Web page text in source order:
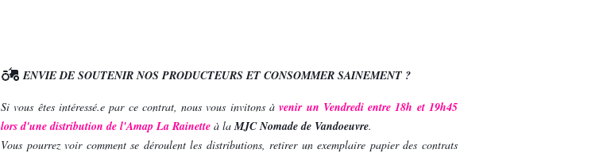
ENVIE DE SOUTENIR NOS PRODUCTEURS ET CONSOMMER SAINEMENT ?
Si vous êtes intéressé.e par ce contrat, nous vous invitons àvenir un Vendredi entre 18h et 19h45
lors d'une distribution de l'Amap La Rainette à laMJC Nomade de Vandoeuvre.
Vous pourrez voir comment se déroulent les distributions, retirer un exemplaire papier des contrats